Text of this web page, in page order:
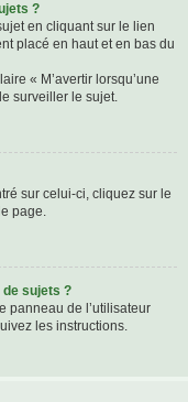
?
en cliquant sur le lien
placé en haut et en bas du
« M’avertir lorsqu’une
surveiller le sujet.
sur celui-ci, cliquez sur le
page.
sujets ?
panneau de l’utilisateur
les instructions.